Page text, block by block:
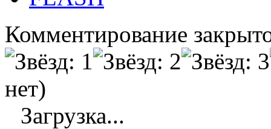
Комментирование
нет)
Загрузка...